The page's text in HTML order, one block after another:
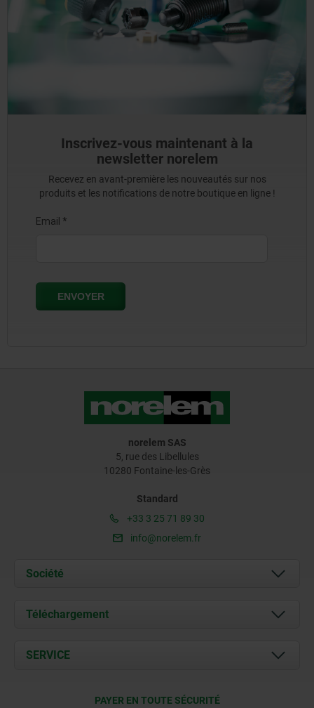
Inscrivez-vous maintenant à la
newsletter norelem
Recevez en avant-première les nouveautés sur nos
produits et les notifications de notre boutique en ligne !
norelem SAS
5, rue des Libellules
10280 Fontaine-les-Grès
Standard
+33 3 25 71 89 30
info@norelem.fr
Société
À propos de nous
Contact
Téléchargement
Documents
SERVICE
PAYER EN TOUTE SÉCURITÉ